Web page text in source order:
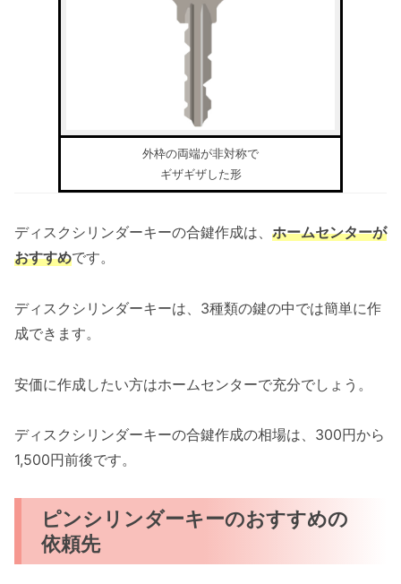
外枠の両端が非対称で
ギザギザした形
ディスクシリンダーキーの合鍵作成は、 ホームセンターが
おすすめです。
ディスクシリンダーキーは、3種類の鍵の中では簡単に作
成できます。
安価に作成したい方はホームセンターで充分でしょう。
ディスクシリンダーキーの合鍵作成の相場は、300円から
1,500円前後です。
ピンシリンダーキーのおすすめの
依頼先